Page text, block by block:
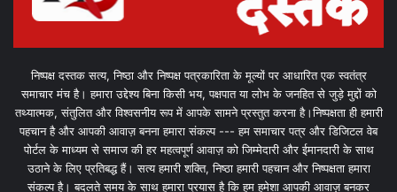
निष्पक्ष दस्तक सत्य, निष्ठा और निष्पक्ष पत्रकारिता के मूल्यों पर आधारित एक स्वतंत्र
समाचार मंच है। हमारा उद्देश्य बिना किसी भय, पक्षपात या लोभ के जनहित से जुड़े मुद्दों को
तथ्यात्मक, संतुलित और विश्वसनीय रूप में आपके सामने प्रस्तुत करना है।निष्पक्षता ही हमारी
पहचान है और आपकी आवाज़ बनना हमारा संकल्प --- हम समाचार पत्र और डिजिटल वेब
पोर्टल के माध्यम से समाज की हर महत्वपूर्ण आवाज़ को जिम्मेदारी और ईमानदारी के साथ
उठाने के लिए प्रतिबद्ध हैं। सत्य हमारी शक्ति, निष्ठा हमारी पहचान और निष्पक्षता हमारा
संकल्प है। बदलते समय के साथ हमारा प्रयास है कि हम हमेशा आपकी आवाज़ बनकर